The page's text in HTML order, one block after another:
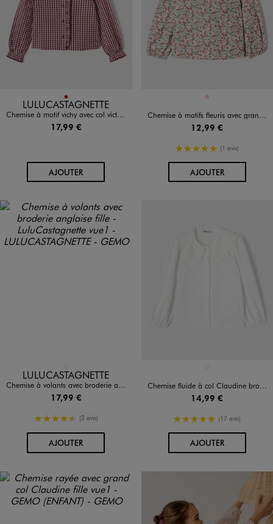
Disponible en 1 coloris
ROUGE FONCE
LULUCASTAGNETTE
Chemise à motif vichy avec col victorien fille - LuluCastagnette
17,99 €
AJOUTERAU PANIER
Disponible en 1 coloris
ROSE
Chemise à motifs fleuris avec grand col Claudine fille
12,99 €
5/5 de moyenne
(1 avis)
AJOUTERAU PANIER
Disponible en 1 coloris
LULUCASTAGNETTE
Chemise à volants avec broderie anglaise fille - LuluCastagnette
17,99 €
4.5/5 de moyenne
(2 avis)
AJOUTERAU PANIER
Chemise fluide à col Claudine brodé fille
14,99 €
5/5 de moyenne
(17 avis)
AJOUTERAU PANIER